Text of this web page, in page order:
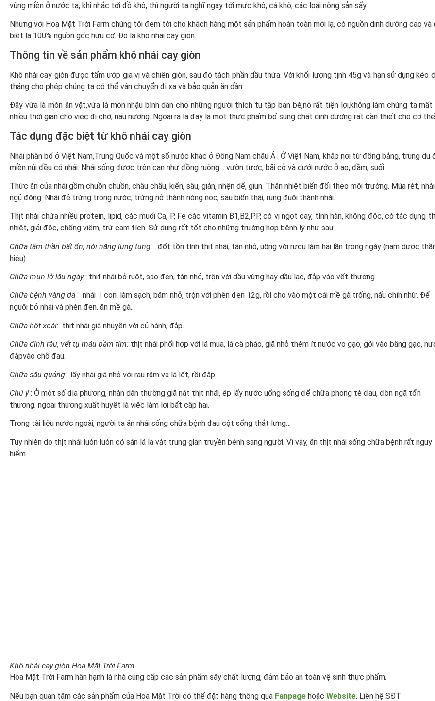
vùng miền ở nước ta, khi nhắc tới đồ khô, thì người ta nghĩ ngay tới mực khô, cá khô, các loại nông sản sấy.
Nhưng với Hoa Mặt Trời Farm chúng tôi đem tới cho khách hàng một sản phẩm hoàn toàn mới lạ, có nguồn dinh dưỡng cao và
biệt là 100% nguồn gốc hữu cơ. Đó là khô nhái cay giòn.
Thông tin về sản phẩm khô nhái cay giòn
Khô nhái cay giòn được tẩm ướp gia vị và chiên giòn, sau đó tách phần dầu thừa. Với khối lượng tịnh 45g và hạn sử dụng kéo
tháng cho phép chúng ta có thể vận chuyển đi xa và bảo quản ăn dần.
Đây vừa là món ăn vặt,vừa là món nhậu bình dân cho những người thích tụ tập bạn bè,nó rất tiện lợi,không làm chúng ta mất
nhiều thời gian cho việc đi chợ, nấu nướng. Ngoài ra là đây là một thực phẩm bổ sung chất dinh dưỡng rất cần thiết cho cơ
Tác dụng đặc biệt từ khô nhái cay giòn
Nhái phân bố ở Việt Nam,Trung Quốc và một số nước khác ở Đông Nam châu Á . Ở Việt Nam, khắp nơi từ đồng bằng, trung du
miền núi đều có nhái. Nhái sống được trên cạn như đồng ruộng… vườn tược, bãi cỏ và dưới nước ở ao, đầm, suối.
Thức ăn của nhái gồm chuồn chuồn, châu chấu, kiến, sâu, gián, nhện dế, giun. Thân nhiệt biến đổi theo môi trường. Mùa rét, nhái
ngủ đông. Nhái đẻ trứng trong nước, trứng nở thành nòng nọc, sau biến thái, rụng đuôi thành nhái.
Thịt nhái chứa nhiều protein, lipid, các muối Ca, P, Fe các vitamin B1,B2,PP, có vị ngọt cay, tính hàn, không độc, có tác dụng
nhiệt, giải độc, chống viêm, trừ cam tích. Sử dụng rất tốt cho những trường hợp bệnh lý như sau:
Chữa tâm thần bất ổn, nói năng lung tung : đốt tồn tính thịt nhái, tán nhỏ, uống với rượu làm hai lần trong ngày (nam dược
hiệu)
Chữa mụn lở lâu ngày: thịt nhái bỏ ruột, sao đen, tán nhỏ, trộn với dầu vừng hay dầu lạc, đắp vào vết thương
Chữa bệnh vàng da : nhái 1 con, làm sạch, băm nhỏ, trộn với phèn đen 12g, rồi cho vào một cái mề gà trống, nấu chín nhừ. Để
nguội bỏ nhái và phèn đen, ăn mề gà..
Chữa hột xoài: thịt nhái giã nhuyễn với củ hành, đắp.
Chữa đinh râu, vết tụ máu bầm tím: thịt nhái phối hợp với lá mua, lá cà pháo, giã nhỏ thêm ít nước vo gạo, gói vào băng gạc,
đắpvào chỗ đau.
Chữa sâu quảng: lấy nhái giã nhỏ với rau răm và lá lốt, rồi đắp.
Chú ý: Ở một số địa phương, nhân dân thường giã nát thịt nhái, ép lấy nước uống sống để chữa phong tê đau, đòn ngã tổn
thương, ngoại thương xuất huyết là việc làm lợi bất cập hại.
Trong tài liệu nước ngoài, người ta ăn nhái sống chữa bệnh đau cột sống thắt lưng…
Tuy nhiên do thịt nhái luôn luôn có sán lá là vật trung gian truyền bệnh sang người. Vì vậy, ăn thịt nhái sống chữa bệnh rất nguy
hiểm.
Khô nhái cay giòn Hoa Mặt Trời Farm
Hoa Mặt Trời Farm hân hạnh là nhà cung cấp các sản phẩm sấy chất lượng, đảm bảo an toàn vệ sinh thực phẩm.
Nếu bạn quan tâm các sản phẩm của Hoa Mặt Trời có thể đặt hàng thông qua Fanpage hoặc Website. Liên hệ SĐT